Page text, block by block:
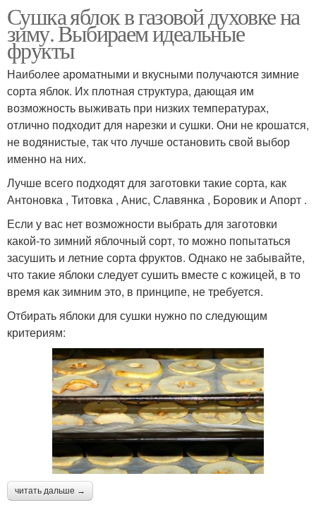
Сушка яблок в газовой духовке на
зиму. Выбираем идеальные
фрукты
Наиболее ароматными и вкусными получаются зимние
сорта яблок. Их плотная структура, дающая им
возможность выживать при низких температурах,
отлично подходит для нарезки и сушки. Они не крошатся,
не водянистые, так что лучше остановить свой выбор
именно на них.
Лучше всего подходят для заготовки такие сорта, как
Антоновка , Титовка , Анис, Славянка , Боровик и Апорт .
Если у вас нет возможности выбрать для заготовки
какой-то зимний яблочный сорт, то можно попытаться
засушить и летние сорта фруктов. Однако не забывайте,
что такие яблоки следует сушить вместе с кожицей, в то
время как зимним это, в принципе, не требуется.
Отбирать яблоки для сушки нужно по следующим
критериям:
читать дальше →